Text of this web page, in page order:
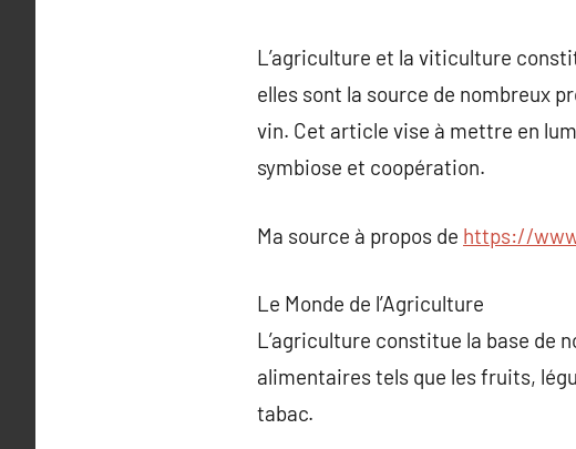
L’agriculture et la viticulture
elles sont la source de nombreux
vin. Cet article vise à mettre en
symbiose et coopération.
Ma source à propos de https://
Le Monde de l’Agriculture
L’agriculture constitue la base de
alimentaires tels que les fruits,
tabac.